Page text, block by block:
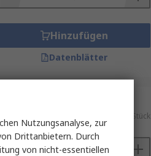
Hinzufügen
Datenblätter
20,60 €/Stück
Nutzungsanalyse, zur
Drittanbietern. Durch
von nicht-essentiellen